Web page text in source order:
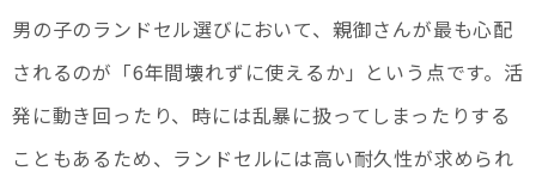
男の子のランドセル選びにおいて、親御さんが最も心配
されるのが「6年間壊れずに使えるか」という点です。活
発に動き回ったり、時には乱暴に扱ってしまったりする
こともあるため、ランドセルには高い耐久性が求められ